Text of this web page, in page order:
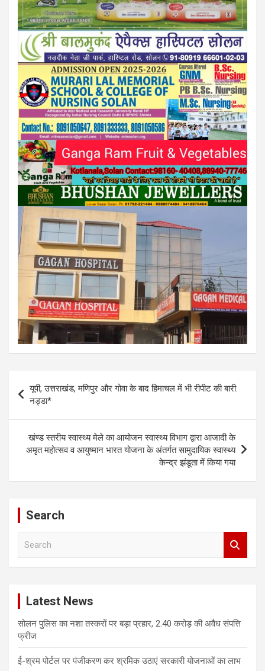
navigation
यूपी, उत्तराखंड, मणिपुर और गोवा के बाद हिमाचल में भी रीपीट की बारी:
नड्डा*
खंण्ड स्तरीय स्वास्थ्य मेले का आयोजन स्वास्थ्य विभाग द्वारा आजादी के
अमृत महोत्सव व आयुष्मान भारत योजना के अंतर्गत सामुदायिक स्वास्थ्य
केन्द्र झंडूता में किया गया
Search
Latest News
सोलन पुलिस का नशा तस्करों पर बड़ा प्रहार, 2.40 करोड़ की अवैध संपत्ति
फ्रीज
ई-श्रम पोर्टल पर पंजीकरण कर श्रमिक उठाएं सरकारी योजनाओं का लाभ